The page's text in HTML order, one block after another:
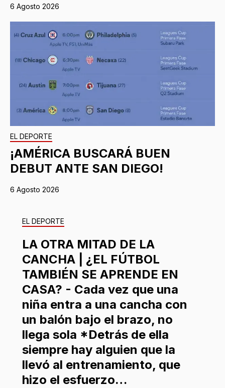
6 Agosto 2026
EL DEPORTE
¡AMÉRICA BUSCARÁ BUEN
DEBUT ANTE SAN DIEGO!
6 Agosto 2026
EL DEPORTE
LA OTRA MITAD DE LA
CANCHA | ¿EL FÚTBOL
TAMBIÉN SE APRENDE EN
CASA? - Cada vez que una
niña entra a una cancha con
un balón bajo el brazo, no
llega sola *Detrás de ella
siempre hay alguien que la
llevó al entrenamiento, que
hizo el esfuerzo…